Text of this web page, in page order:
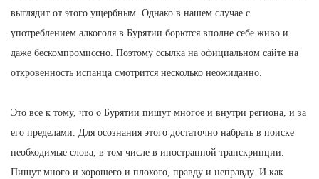
выглядит от этого ущербным. Однако в нашем случае с
употреблением алкоголя в Бурятии борются вполне себе живо и
даже бескомпромиссно. Поэтому ссылка на официальном сайте на
откровенность испанца смотрится несколько неожиданно.
Это все к тому, что о Бурятии пишут многое и внутри региона, и за
его пределами. Для осознания этого достаточно набрать в поиске
необходимые слова, в том числе в иностранной транскрипции.
Пишут много и хорошего и плохого, правду и неправду. И как